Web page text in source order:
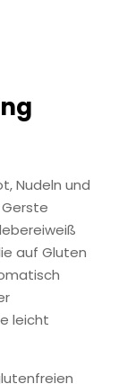
Nudeln und
auf Gluten
leicht